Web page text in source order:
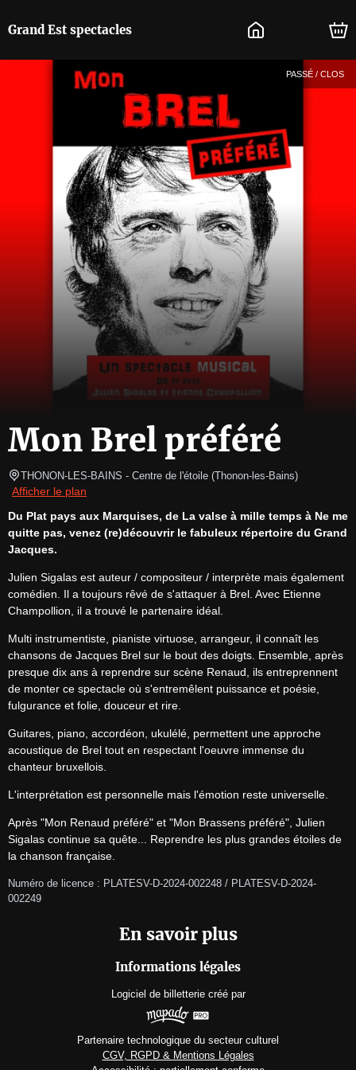
Grand Est spectacles
PASSÉ / CLOS
Mon Brel préféré
THONON-LES-BAINS - Centre de l'étoile (Thonon-les-Bains)
Afficher le plan
Du Plat pays aux Marquises, de La valse à mille temps à Ne me
quitte pas, venez (re)découvrir le fabuleux répertoire du Grand
Jacques.
Julien Sigalas est auteur / compositeur / interprète mais également
comédien. Il a toujours rêvé de s'attaquer à Brel. Avec Etienne
Champollion, il a trouvé le partenaire idéal.
Multi instrumentiste, pianiste virtuose, arrangeur, il connaît les
chansons de Jacques Brel sur le bout des doigts. Ensemble, après
presque dix ans à reprendre sur scène Renaud, ils entreprennent
de monter ce spectacle où s'entremêlent puissance et poésie,
fulgurance et folie, douceur et rire.
Guitares, piano, accordéon, ukulélé, permettent une approche
acoustique de Brel tout en respectant l'oeuvre immense du
chanteur bruxellois.
L'interprétation est personnelle mais l'émotion reste universelle.
Après "Mon Renaud préféré" et "Mon Brassens préféré", Julien
Sigalas continue sa quête... Reprendre les plus grandes étoiles de
la chanson française.
Numéro de licence : PLATESV-D-2024-002248 / PLATESV-D-2024-
002249
En savoir plus
Informations légales
Logiciel de billetterie créé par
Partenaire technologique du secteur culturel
CGV, RGPD & Mentions Légales